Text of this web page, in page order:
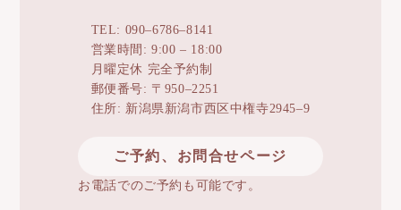
TEL: 090–6786–8141
営業時間: 9:00 – 18:00
月曜定休 完全予約制
郵便番号: 〒950–2251
住所: 新潟県新潟市西区中権寺2945–9
ご予約、お問合せページ
お電話でのご予約も可能です。